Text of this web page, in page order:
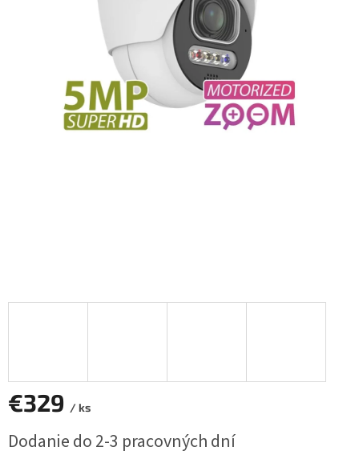
€329 / ks
cena:
Dodanie do 2-3 pracovných dní